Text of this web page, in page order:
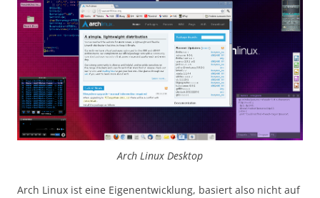
Arch Linux Desktop
Arch Linux ist eine Eigenentwicklung, basiert also nicht auf